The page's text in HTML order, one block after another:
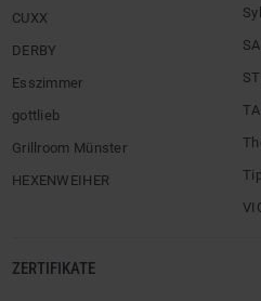
CUXX
DERBY
Esszimmer
gottlieb
Grillroom Münster
HEXENWEIHER
ZERTIFIKATE